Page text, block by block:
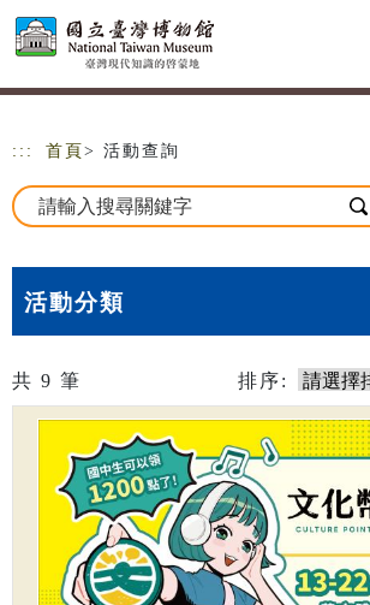
跳到主要內容
網站導覽
::: 首頁 > 活動查詢
活動分類
共 9 筆 排序: